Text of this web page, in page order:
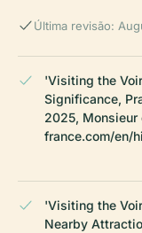
Última revisão:
'Visiting the
Significance,
2025,
france.com/en/
'Visiting the
Nearby